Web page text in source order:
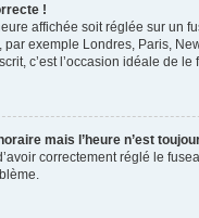
!
affichée soit réglée sur un
exemple Londres, Paris,
c’est l’occasion idéale de le
mais l’heure n’est
correctement réglé le